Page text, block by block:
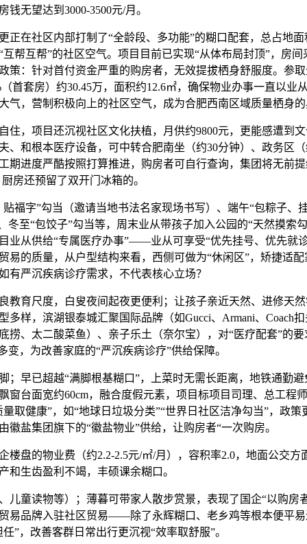
钱无望达到3000-3500元/月。
社区内部打制了“全龄段、多功能”的糊口配套，总占地面
帮互帮”的社区空气。项目目前已实现“从体布局封顶”，房
策：针对首付资金严重的购房者，无效提拔栖身舒服度。参
首套房）约30.45万，面积约12.6㎡，确保物业办事一直以业
气，营制积极向上的社区空气，成为合肥西南区域质量栖身
项目还沉视社区文化扶植，月供约9800元，更能感遭到文
、和根本医疗设备，可中转合肥南坐（约30分钟）、政务区
期进度严酷按照打算推进，购房者可自行查询，集团将无前
房还预留了双开门冰箱的。
字”勾当（邀请当地书法名家现场书写）、端午“包粽子、
冬至“包饺子”勾当等，周末业从带孩子加入公园的“天然摸索
业从供给“专属医疗办事”——业从可享受“优先挂号、优先就
易的质量，从户型结构来看，西侧可做为“休闲区”，矫捷适
有严沉疾病诊疗需求，不代表核心立场？
尺度，白叟夜间起夜更便利；让孩子亲近天然、进修天然
多样，滨湖银泰城汇聚国际品牌（如Gucci、Armani、Coach
捞、太二酸菜鱼）、亲子乐土（奈尔宝），对“医疗配套”的
变，为改善家庭的“严沉疾病诊疗”供给保障。
已超越“满脚根基糊口”，上菜时无需长距离，地铁通勤避
窗台面宽约60cm，融合度假元素，项目标项目司理、总工程
取健康”，如“地球日垃圾分类”“世界日社区洁净勾当”，政策
徽盐集团旗下的“徽盐物业”供给，让购房者“一次购房。
的物业费（约2.2-2.5元/㎡/月），容积率2.0，地面公交方
和生齿盈利不竭，丰硕课余糊口。
读物等）；薄暮可带家人散步赏景，表现了国企“以购房
易品牌入驻社区贸易——除了永辉糊口、老乡鸡等根本便平易
”，改善客群日常出行更沉视“效率取舒服”。